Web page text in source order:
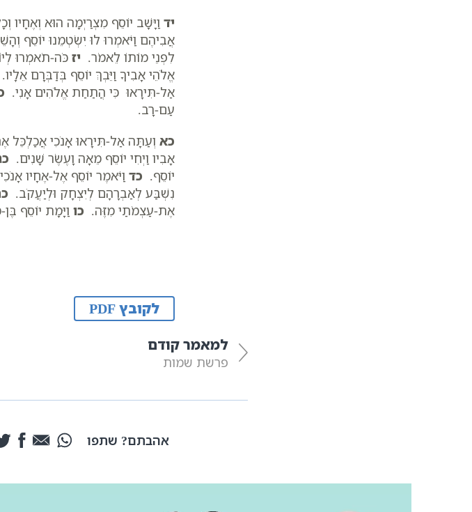
יד וַיָּשָׁב יוֹסֵף מִצְרַיְמָה הוּא
אֲבִיהֶם וַיֹּאמְרוּ לוּ יִשְׂטְמֵנוּ יוֹסֵף
לִפְנֵי מוֹתוֹ לֵאמֹר. יז כֹּה-תֹאמְרוּ
אֱלֹהֵי אָבִיךָ וַיֵּבְךְּ יוֹסֵף בְּדַבְּרָם אֵלָיו.
אַל-תִּירָאוּ כִּי הֲתַחַת אֱלֹהִים אָנִי.
עַם-רָב.
כא וְעַתָּה אַל-תִּירָאוּ אָנֹכִי אֲכַלְכֵּל
אָבִיו וַיְחִי יוֹסֵף מֵאָה וָעֶשֶׂר שָׁנִים.
יוֹסֵף. כד וַיֹּאמֶר יוֹסֵף אֶל-אֶחָיו
נִשְׁבַּע לְאַבְרָהָם לְיִצְחָק וּלְיַעֲקֹב.
אֶת-עַצְמֹתַי מִזֶּה. כו וַיָּמָת יוֹסֵף
לקובץ PDF
למאמר קודם
פרשת שמות
אהבתם? שתפו